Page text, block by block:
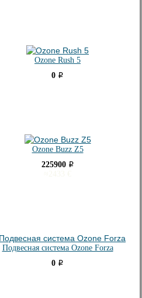
Ozone Rush 5
0 i
Ozone Buzz Z5
225900 i
Подвесная система Ozone Forza
0 i